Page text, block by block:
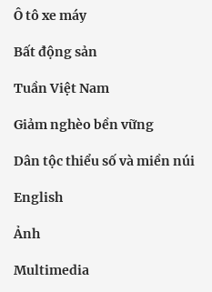
Ô tô xe máy
Bất động sản
Tuần Việt Nam
Giảm nghèo bền vững
Dân tộc thiểu số và miền núi
English
Ảnh
Multimedia